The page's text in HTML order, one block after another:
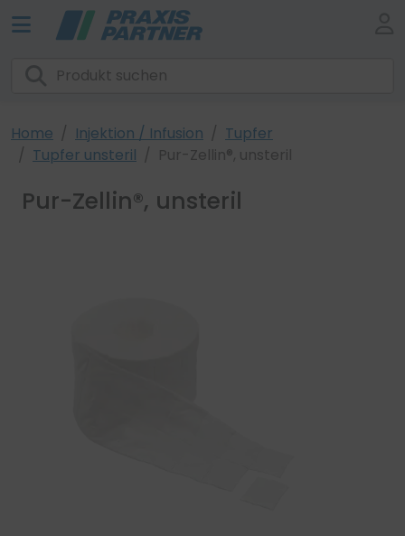
Home Injektion / Infusion
Tupfer
Tupfer unsteril
Pur-Zellin®, unsteril
Pur-Zellin®, unsteril